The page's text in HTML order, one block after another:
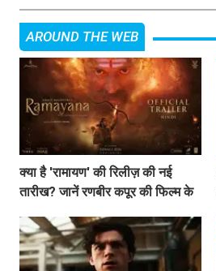
AROUND THE WEB
क्या है 'रामायण' की रिलीज़ की नई
तारीख? जानें रणबीर कपूर की फिल्म के